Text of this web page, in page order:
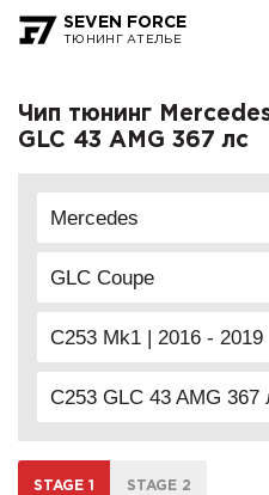
SEVEN FORCE
ТЮНИНГ АТЕЛЬЕ
Чип тюнинг
GLC 43 AMG 367 лс
Mercedes
GLC Coupe
C253 Mk1 | 2016 - 2019
C253 GLC 43 AMG 367
STAGE 1 STAGE 2